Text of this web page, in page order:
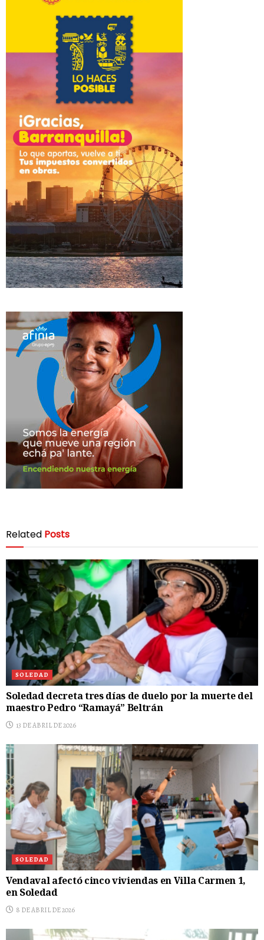
Related Posts
SOLEDAD
Soledad decreta tres días de duelo por la muerte del
maestro Pedro “Ramayá” Beltrán
13 DE ABRIL DE 2026
SOLEDAD
Vendaval afectó cinco viviendas en Villa Carmen 1,
en Soledad
8 DE ABRIL DE 2026